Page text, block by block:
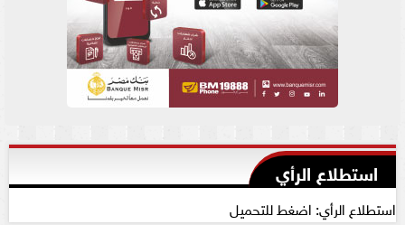
استطلاع الرأي
استطلاع الرأي: اضغط للتحميل